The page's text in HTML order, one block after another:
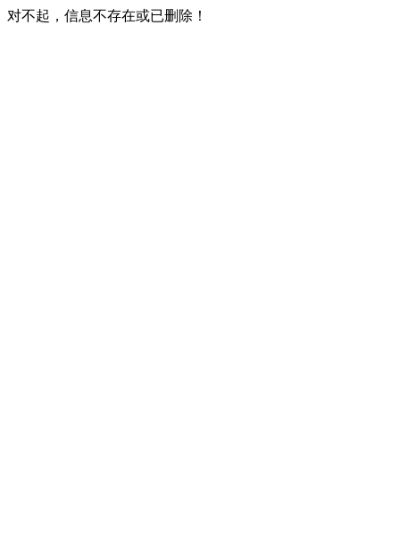
对不起，信息不存在或已删除！